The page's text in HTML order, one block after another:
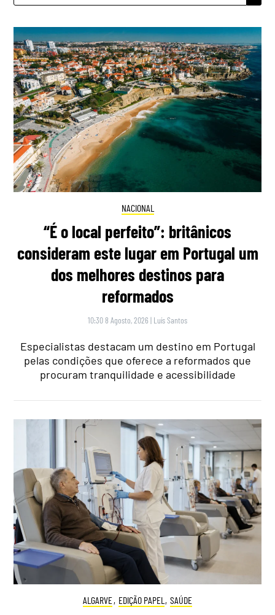
NACIONAL
“É o local perfeito”: britânicos
consideram este lugar em Portugal um
dos melhores destinos para
reformados
10:30 8 Agosto, 2026 | Luís Santos
Especialistas destacam um destino em Portugal
pelas condições que oferece a reformados que
procuram tranquilidade e acessibilidade
ALGARVE, EDIÇÃO PAPEL , SAÚDE